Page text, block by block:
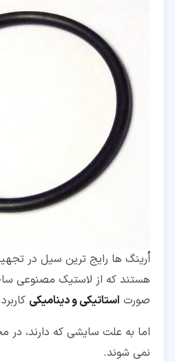
اُرینگ ها رایج ترین سیل در
هستند که از لاستیک مصنوعی
صورت استاتیکی و دینامیکی
اما به علت سایشی که دارند، در
نمی شوند.